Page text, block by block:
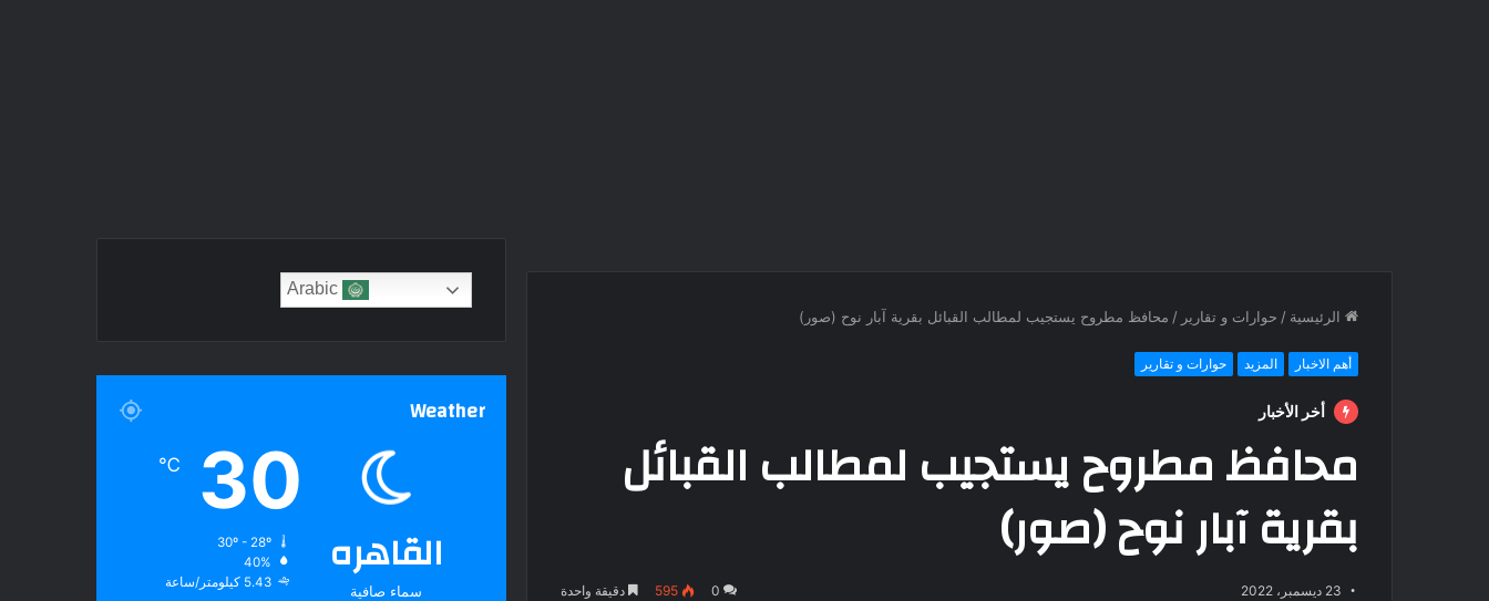
الرئيسية / حوارات و تقارير / محافظ مطروح يستجيب لمطالب القبائل بقرية آبار نوح (صور)
أهم الاخبار المزيد حوارات و تقارير
أخر الأخبار
محافظ مطروح يستجيب لمطالب القبائل
بقرية آبار نوح (صور)
23 ديسمبر، 2022 0
595 دقيقة واحدة
Arabic
Weather
القاهره
سماء صافية
30
℃
40%
5.43 كيلومتر/ساعة